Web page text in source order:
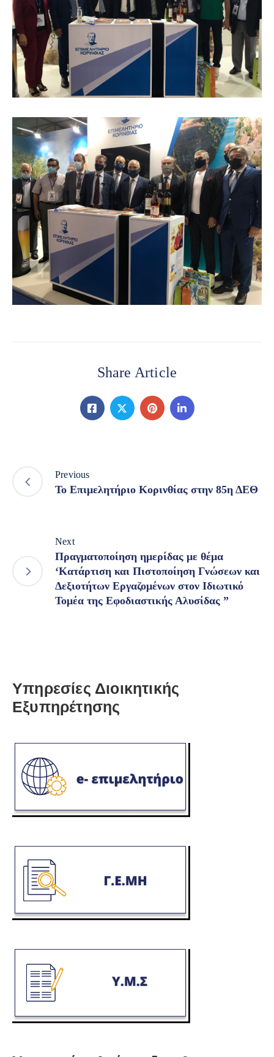
Share Article
Previous
To Επιμελητήριο Κορινθίας στην 85η ΔΕΘ
Next
Πραγματοποίηση ημερίδας με θέμα
‘Κατάρτιση και Πιστοποίηση Γνώσεων και
Δεξιοτήτων Εργαζομένων στον Ιδιωτικό
Τομέα της Εφοδιαστικής Αλυσίδας ”
Υπηρεσίες Διοικητικής
Εξυπηρέτησης